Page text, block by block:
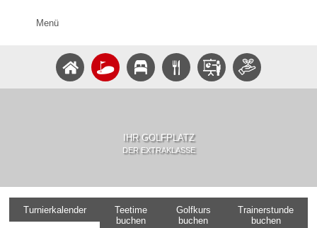
Menü
IHR GOLFPLATZ
DER EXTRAKLASSE
Turnierkalender
Teetime
buchen
Golfkurs
buchen
Trainerstunde
buchen